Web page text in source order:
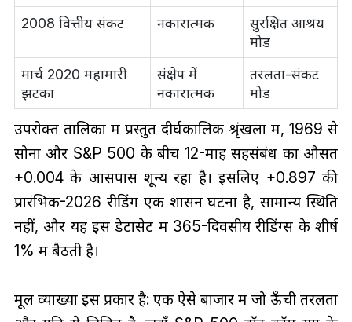
2008 वित्तीय संकट
नकारात्मक
सुरक्षित आश्रय
मोड
मार्च 2020 महामारी
झटका
संक्षेप में
नकारात्मक
तरलता-संकट
मोड
उपरोक्त तालिका में प्रस्तुत दीर्घकालिक श्रृंखला में, 1969 से
सोना और S&P 500 के बीच 12-माह सहसंबंध का औसत
+0.004 के आसपास शून्य रहा है। इसलिए +0.897 की
प्रारंभिक-2026 रीडिंग एक शासन घटना है, सामान्य स्थिति
नहीं, और यह इस डेटासेट में 365-दिवसीय रीडिंग्स के शीर्ष
1% में बैठती है।
मूल व्याख्या इस प्रकार है: एक ऐसे बाजार में जो ऊँची तरलता